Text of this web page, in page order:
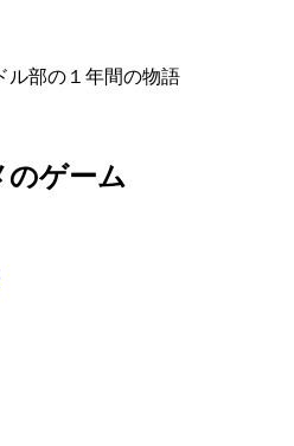
ル部の１年間の物語
ゲーム